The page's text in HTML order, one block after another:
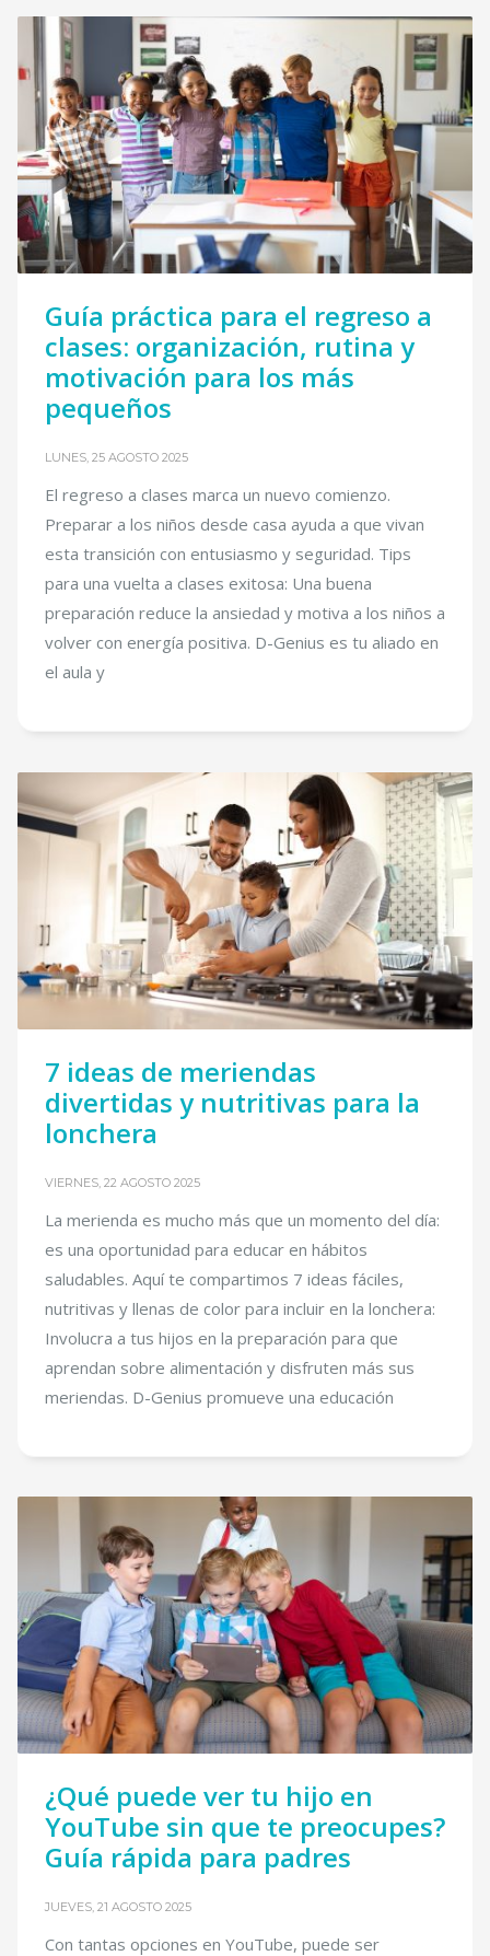
Guía práctica para el regreso a
clases: organización, rutina y
motivación para los más
pequeños
LUNES, 25 AGOSTO 2025
El regreso a clases marca un nuevo comienzo.
Preparar a los niños desde casa ayuda a que vivan
esta transición con entusiasmo y seguridad. Tips
para una vuelta a clases exitosa: Una buena
preparación reduce la ansiedad y motiva a los niños a
volver con energía positiva. D-Genius es tu aliado en
el aula y
7 ideas de meriendas
divertidas y nutritivas para la
lonchera
VIERNES, 22 AGOSTO 2025
La merienda es mucho más que un momento del día:
es una oportunidad para educar en hábitos
saludables. Aquí te compartimos 7 ideas fáciles,
nutritivas y llenas de color para incluir en la lonchera:
Involucra a tus hijos en la preparación para que
aprendan sobre alimentación y disfruten más sus
meriendas. D-Genius promueve una educación
¿Qué puede ver tu hijo en
YouTube sin que te preocupes?
Guía rápida para padres
JUEVES, 21 AGOSTO 2025
Con tantas opciones en YouTube, puede ser